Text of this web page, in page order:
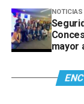
NOTICIAS
mayor